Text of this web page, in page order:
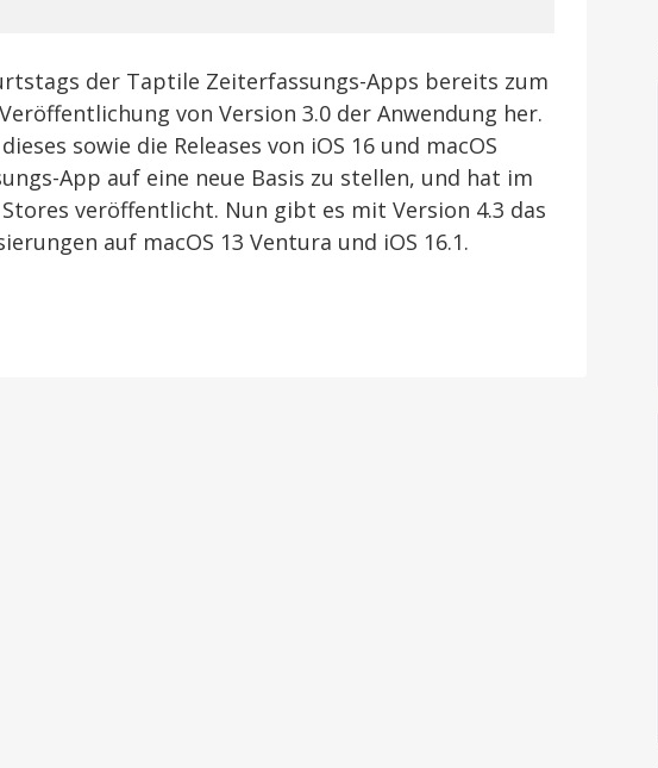
der Taptile Zeiterfassungs-Apps bereits zum
von Version 3.0 der Anwendung her.
sowie die Releases von iOS 16 und macOS
App auf eine neue Basis zu stellen, und hat im
veröffentlicht. Nun gibt es mit Version 4.3 das
auf macOS 13 Ventura und iOS 16.1.